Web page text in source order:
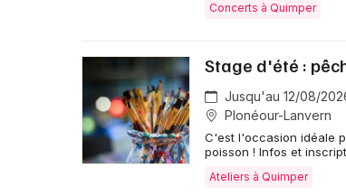
Concerts à Quimper
Stage d'été :
Jusqu'au 12/08/
Plonéour-Lanvern
C'est l'occasion idéale
poisson ! Infos et
Ateliers à Quimper